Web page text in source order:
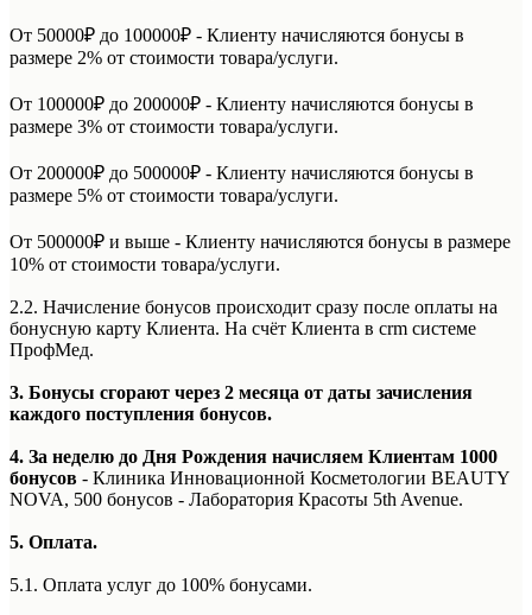
От 50000₽ до 100000₽ - Клиенту начисляются бонусы в
размере 2% от стоимости товара/услуги.
От 100000₽ до 200000₽ - Клиенту начисляются бонусы в
размере 3% от стоимости товара/услуги.
От 200000₽ до 500000₽ - Клиенту начисляются бонусы в
размере 5% от стоимости товара/услуги.
От 500000₽ и выше - Клиенту начисляются бонусы в размере
10% от стоимости товара/услуги.
2.2. Начисление бонусов происходит сразу после оплаты на
бонусную карту Клиента. На счёт Клиента в crm системе
ПрофМед.
3. Бонусы сгорают через 2 месяца от даты зачисления
каждого поступления бонусов.
4. За неделю до Дня Рождения начисляем Клиентам 1000
бонусов - Клиника Инновационной Косметологии BEAUTY
NOVA, 500 бонусов - Лаборатория Красоты 5th Avenue.
5. Оплата.
5.1. Оплата услуг до 100% бонусами.